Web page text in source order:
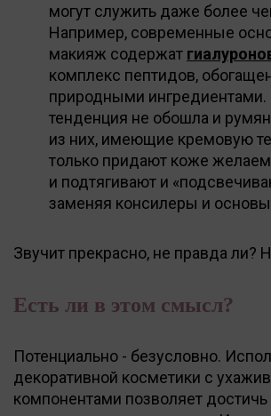
могут служить даже более
Например, современные
макияж содержат
комплекс пептидов,
природными ингредиентами.
тенденция не обошла и
из них, имеющие кремовую
только придают коже
и подтягивают и
заменяя консилеры и
Звучит прекрасно, не правда ли?
Есть ли в этом смысл?
Потенциально - безусловно.
декоративной косметики с
компонентами позволяет достичь